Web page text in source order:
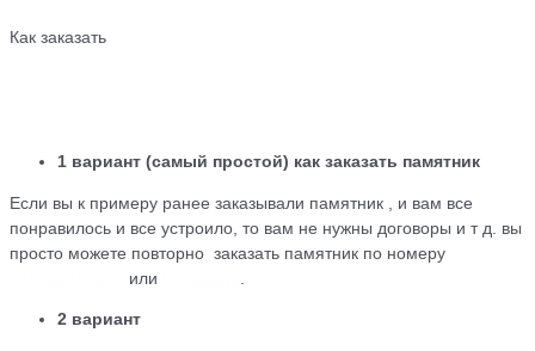
Как заказать
1 вариант (самый простой) как заказать памятник
Если вы к примеру ранее заказывали памятник , и вам все
понравилось и все устроило, то вам не нужны договоры и т д. вы
просто можете повторно заказать памятник по номеру
или
2 вариант